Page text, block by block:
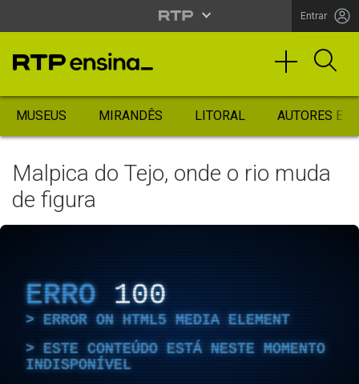
Entrar
MUSEUS MIRANDÊS LITORAL AUTORES
Malpica do Tejo, onde o rio muda
de figura
ERRO 100
ERROR ON HTML5 MEDIA ELEMENT
ESTE CONTEÚDO ESTÁ NESTE MOMENTO
INDISPONÍVEL